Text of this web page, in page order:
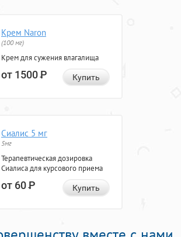
Крем Naron
(100 мг)
Крем для сужения влагалища
от 1500Р Купить
Сиалис 5 мг
5мг
Терапевтическая дозировка
Сиалиса для курсового приема
от 60Р Купить